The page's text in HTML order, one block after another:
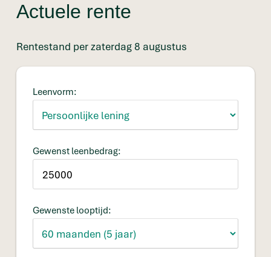
Actuele rente
Rentestand per zaterdag 8 augustus
Leenvorm:
Gewenst leenbedrag:
Gewenste looptijd: